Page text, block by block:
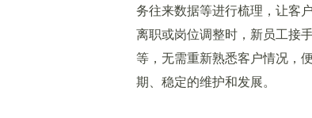
务往来数据等进行梳理，让客
离职或岗位调整时，新员工接
等，无需重新熟悉客户情况，
期、稳定的维护和发展。